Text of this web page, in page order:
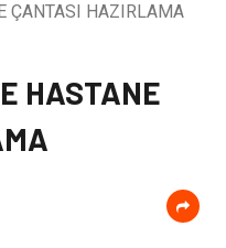
ÇANTASI HAZIRLAMA
HASTANE